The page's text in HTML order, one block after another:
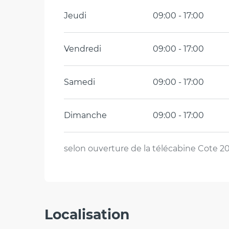
Jeudi 09:00 - 17:00
Vendredi 09:00 - 17:00
Samedi 09:00 - 17:00
Dimanche 09:00 - 17:00
selon ouverture de la télécabine Cote
Localisation